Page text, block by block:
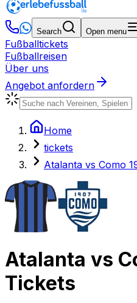
Search Open menu
Fußballtickets
Fußballreisen
Über uns
Angebot anfordern
Home
tickets
Atalanta vs Como
Atalanta vs
Tickets